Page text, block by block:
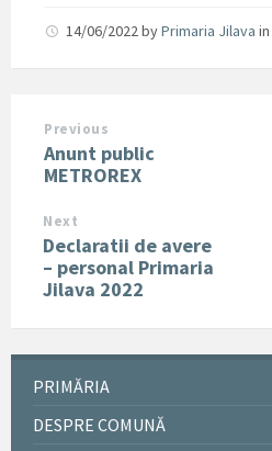
14/06/2022byPrimaria Jilava in
Previous
Anunt public
METROREX
Next
Declaratii de avere
– personal Primaria
Jilava 2022
PRIMĂRIA
DESPRE COMUNĂ